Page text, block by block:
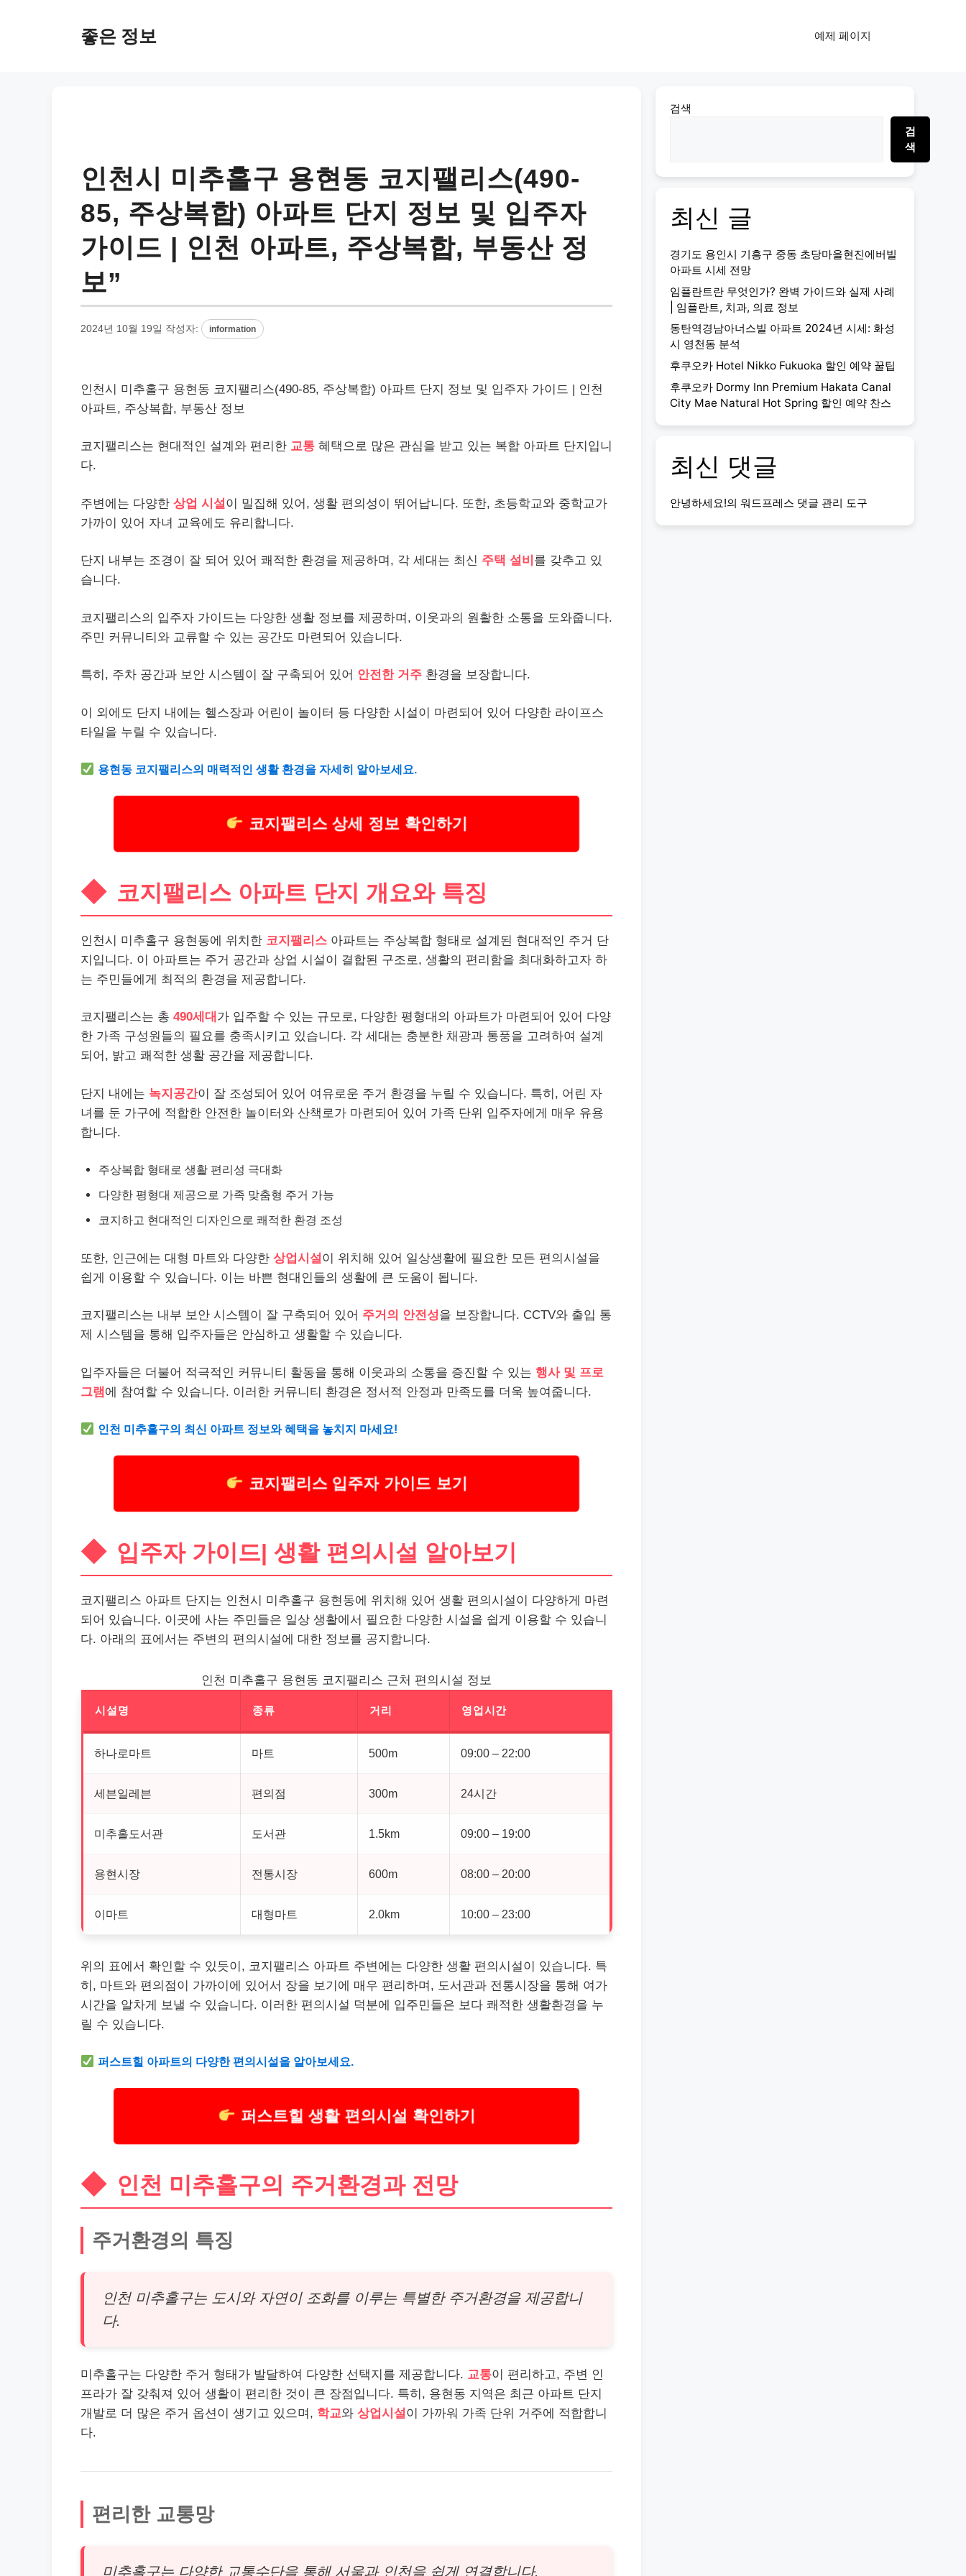
좋은 정보 예제 페이지
인천시 미추홀구 용현동 코지팰리스(490-
85, 주상복합) 아파트 단지 정보 및 입주자
가이드 | 인천 아파트, 주상복합, 부동산 정
보”
2024년 10월 19일 작성자: information
인천시 미추홀구 용현동 코지팰리스(490-85, 주상복합) 아파트 단지 정보 및 입주자 가이드 | 인천
아파트, 주상복합, 부동산 정보
코지팰리스는 현대적인 설계와 편리한 교통 혜택으로 많은 관심을 받고 있는 복합 아파트 단지입니
다.
주변에는 다양한 상업 시설 이 밀집해 있어, 생활 편의성이 뛰어납니다. 또한, 초등학교와 중학교가
가까이 있어 자녀 교육에도 유리합니다.
단지 내부는 조경이 잘 되어 있어 쾌적한 환경을 제공하며, 각 세대는 최신 주택 설비 를 갖추고 있
습니다.
코지팰리스의 입주자 가이드는 다양한 생활 정보를 제공하며, 이웃과의 원활한 소통을 도와줍니다.
주민 커뮤니티와 교류할 수 있는 공간도 마련되어 있습니다.
특히, 주차 공간과 보안 시스템이 잘 구축되어 있어 안전한 거주 환경을 보장합니다.
이 외에도 단지 내에는 헬스장과 어린이 놀이터 등 다양한 시설이 마련되어 있어 다양한 라이프스
타일을 누릴 수 있습니다.
용현동 코지팰리스의 매력적인 생활 환경을 자세히 알아보세요.
코지팰리스 상세 정보 확인하기
코지팰리스 아파트 단지 개요와 특징
인천시 미추홀구 용현동에 위치한 코지팰리스 아파트는 주상복합 형태로 설계된 현대적인 주거 단
지입니다. 이 아파트는 주거 공간과 상업 시설이 결합된 구조로, 생활의 편리함을 최대화하고자 하
는 주민들에게 최적의 환경을 제공합니다.
코지팰리스는 총 490세대 가 입주할 수 있는 규모로, 다양한 평형대의 아파트가 마련되어 있어 다양
한 가족 구성원들의 필요를 충족시키고 있습니다. 각 세대는 충분한 채광과 통풍을 고려하여 설계
되어, 밝고 쾌적한 생활 공간을 제공합니다.
단지 내에는 녹지공간이 잘 조성되어 있어 여유로운 주거 환경을 누릴 수 있습니다. 특히, 어린 자
녀를 둔 가구에 적합한 안전한 놀이터와 산책로가 마련되어 있어 가족 단위 입주자에게 매우 유용
합니다.
주상복합 형태로 생활 편리성 극대화
다양한 평형대 제공으로 가족 맞춤형 주거 가능
코지하고 현대적인 디자인으로 쾌적한 환경 조성
또한, 인근에는 대형 마트와 다양한 상업시설 이 위치해 있어 일상생활에 필요한 모든 편의시설을
쉽게 이용할 수 있습니다. 이는 바쁜 현대인들의 생활에 큰 도움이 됩니다.
코지팰리스는 내부 보안 시스템이 잘 구축되어 있어 주거의 안전성을 보장합니다. CCTV와 출입 통
제 시스템을 통해 입주자들은 안심하고 생활할 수 있습니다.
입주자들은 더불어 적극적인 커뮤니티 활동을 통해 이웃과의 소통을 증진할 수 있는 행사 및 프로
그램 에 참여할 수 있습니다. 이러한 커뮤니티 환경은 정서적 안정과 만족도를 더욱 높여줍니다.
인천 미추홀구의 최신 아파트 정보와 혜택을 놓치지 마세요!
코지팰리스 입주자 가이드 보기
입주자 가이드| 생활 편의시설 알아보기
코지팰리스 아파트 단지는 인천시 미추홀구 용현동에 위치해 있어 생활 편의시설이 다양하게 마련
되어 있습니다. 이곳에 사는 주민들은 일상 생활에서 필요한 다양한 시설을 쉽게 이용할 수 있습니
다. 아래의 표에서는 주변의 편의시설에 대한 정보를 공지합니다.
인천 미추홀구 용현동 코지팰리스 근처 편의시설 정보
시설명 종류 거리 영업시간
하나로마트 마트 500m 09:00 – 22:00
세븐일레븐 편의점 300m 24시간
미추홀도서관 도서관 1.5km 09:00 – 19:00
용현시장 전통시장 600m 08:00 – 20:00
이마트 대형마트 2.0km 10:00 – 23:00
위의 표에서 확인할 수 있듯이, 코지팰리스 아파트 주변에는 다양한 생활 편의시설이 있습니다. 특
히, 마트와 편의점이 가까이에 있어서 장을 보기에 매우 편리하며, 도서관과 전통시장을 통해 여가
시간을 알차게 보낼 수 있습니다. 이러한 편의시설 덕분에 입주민들은 보다 쾌적한 생활환경을 누
릴 수 있습니다.
퍼스트힐 아파트의 다양한 편의시설을 알아보세요.
퍼스트힐 생활 편의시설 확인하기
인천 미추홀구의 주거환경과 전망
주거환경의 특징
인천 미추홀구는 도시와 자연이 조화를 이루는 특별한 주거환경을 제공합니
다.
미추홀구는 다양한 주거 형태가 발달하여 다양한 선택지를 제공합니다. 교통이 편리하고, 주변 인
프라가 잘 갖춰져 있어 생활이 편리한 것이 큰 장점입니다. 특히, 용현동 지역은 최근 아파트 단지
개발로 더 많은 주거 옵션이 생기고 있으며, 학교와 상업시설 이 가까워 가족 단위 거주에 적합합니
다.
편리한 교통망
미추홀구는 다양한 교통수단을 통해 서울과 인천을 쉽게 연결합니다.
검색
검
색
최신 글
경기도 용인시 기흥구 중동 초당마을현진에버빌
아파트 시세 전망
임플란트란 무엇인가? 완벽 가이드와 실제 사례
| 임플란트, 치과, 의료 정보
동탄역경남아너스빌 아파트 2024년 시세: 화성
시 영천동 분석
후쿠오카 Hotel Nikko Fukuoka 할인 예약 꿀팁
후쿠오카 Dormy Inn Premium Hakata Canal
City Mae Natural Hot Spring 할인 예약 찬스
최신 댓글
안녕하세요!의 워드프레스 댓글 관리 도구